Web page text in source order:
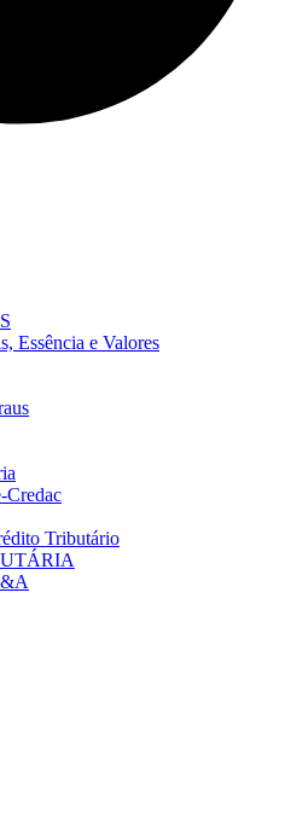
Essência e Valores
Credac
Tributário